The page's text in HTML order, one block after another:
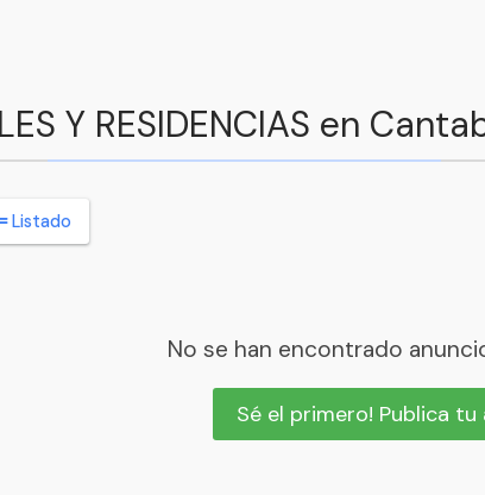
Y RESIDENCIAS en
Listado
No se han encontrado
Sé el primero! Publica tu